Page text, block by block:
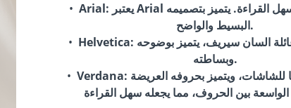
Arial: يعتبر Arial خيارًا شائعًا وسهل القراءة. يتميز بتصميمه
البسيط والواضح.
Helvetica: خط آخر من عائلة السان سيريف، يتميز بوضوحه
وبساطته.
Verdana: مصمم خصيصًا للشاشات، ويتميز بحروفه العريضة